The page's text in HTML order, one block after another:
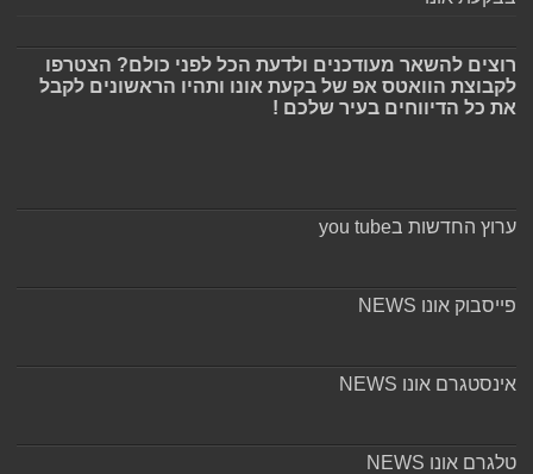
רוצים להשאר מעודכנים ולדעת הכל לפני כולם? הצטרפו
לקבוצת הוואטס אפ של בקעת אונו ותהיו הראשונים לקבל
את כל הדיווחים בעיר שלכם !
ערוץ החדשות בyou tube
פייסבוק אונו NEWS
אינסטגרם אונו NEWS
טלגרם אונו NEWS